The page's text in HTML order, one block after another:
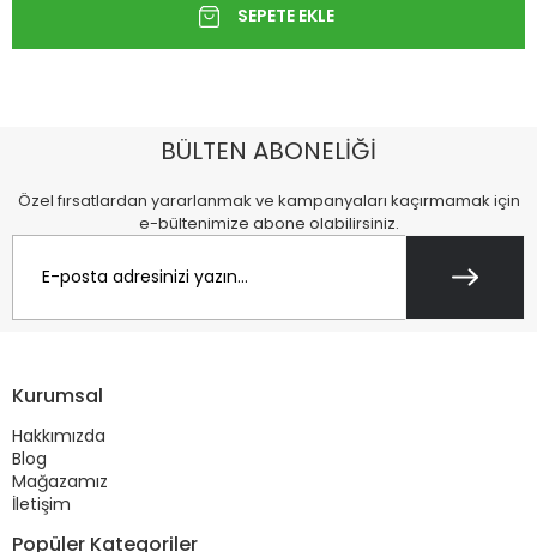
BÜLTEN ABONELİĞİ
Özel fırsatlardan yararlanmak ve kampanyaları kaçırmamak için
e-bültenimize abone olabilirsiniz.
Kurumsal
Hakkımızda
Blog
Mağazamız
İletişim
Popüler Kategoriler